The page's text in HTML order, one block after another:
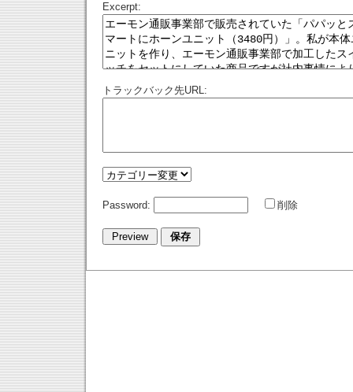
Excerpt:
トラックバック先URL:
Password: 削除